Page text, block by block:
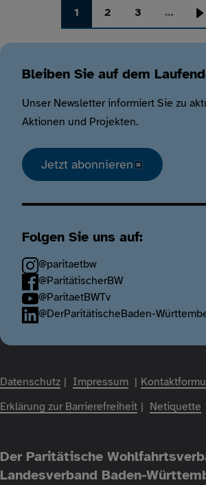
Seitennummerierung
1 2 3 …
Bleiben Sie auf dem
Unser Newsletter informiert Sie zu
Aktionen und Projekten.
Jetzt abonnieren
Folgen Sie uns auf:
@paritaetbw
@ParitätischerBW
@ParitaetBWTv
@DerParitätischeBaden-
Fußzeile
Datenschutz Impressum
Erklärung zur Barrierefreiheit
Netiquette
Der Paritätische
Landesverband Baden-